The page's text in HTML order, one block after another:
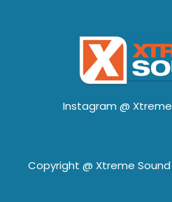
Instagram @
Copyright @ Xtreme Sound